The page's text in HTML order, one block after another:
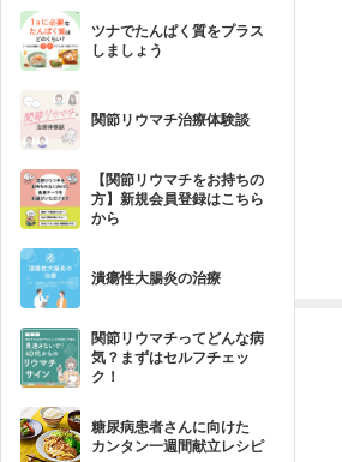
ツナでたんぱく質をプラス
しましょう
関節リウマチ治療体験談
【関節リウマチをお持ちの
方】新規会員登録はこちら
から
潰瘍性大腸炎の治療
関節リウマチってどんな病
気？まずはセルフチェッ
ク！
糖尿病患者さんに向けた
カンタン一週間献立レシピ